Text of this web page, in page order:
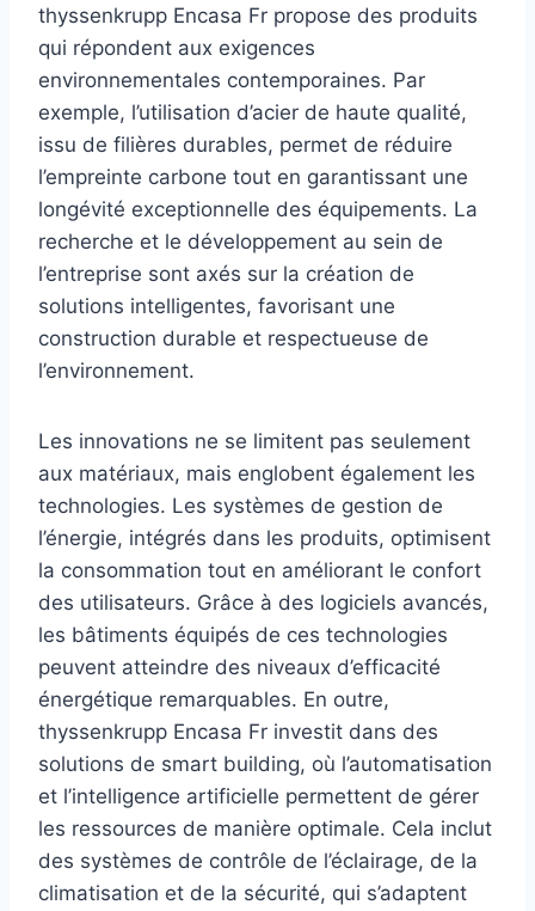
thyssenkrupp Encasa Fr propose des produits
qui répondent aux exigences
environnementales contemporaines. Par
exemple, l’utilisation d’acier de haute qualité,
issu de filières durables, permet de réduire
l’empreinte carbone tout en garantissant une
longévité exceptionnelle des équipements. La
recherche et le développement au sein de
l’entreprise sont axés sur la création de
solutions intelligentes, favorisant une
construction durable et respectueuse de
l’environnement.
Les innovations ne se limitent pas seulement
aux matériaux, mais englobent également les
technologies. Les systèmes de gestion de
l’énergie, intégrés dans les produits, optimisent
la consommation tout en améliorant le confort
des utilisateurs. Grâce à des logiciels avancés,
les bâtiments équipés de ces technologies
peuvent atteindre des niveaux d’efficacité
énergétique remarquables. En outre,
thyssenkrupp Encasa Fr investit dans des
solutions de smart building, où l’automatisation
et l’intelligence artificielle permettent de gérer
les ressources de manière optimale. Cela inclut
des systèmes de contrôle de l’éclairage, de la
climatisation et de la sécurité, qui s’adaptent